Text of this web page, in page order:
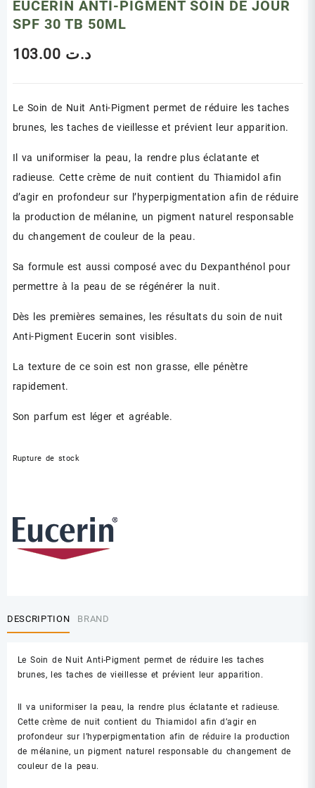
EUCERIN ANTI-PIGMENT SOIN DE JOUR
SPF 30 TB 50ML
د.ت
Le Soin de Nuit Anti-Pigment permet de réduire les taches
brunes, les taches de vieillesse et prévient leur apparition.
Il va uniformiser la peau, la rendre plus éclatante et
radieuse. Cette crème de nuit contient du Thiamidol afin
d’agir en profondeur sur l’hyperpigmentation afin de réduire
la production de mélanine, un pigment naturel responsable
du changement de couleur de la peau.
Sa formule est aussi composé avec du Dexpanthénol pour
permettre à la peau de se régénérer la nuit.
Dès les premières semaines, les résultats du soin de nuit
Anti-Pigment Eucerin sont visibles.
La texture de ce soin est non grasse, elle pénètre
rapidement.
Son parfum est léger et agréable.
Rupture de stock
DESCRIPTION BRAND
Le Soin de Nuit Anti-Pigment permet de réduire les taches
brunes, les taches de vieillesse et prévient leur apparition.
Il va uniformiser la peau, la rendre plus éclatante et radieuse.
Cette crème de nuit contient du Thiamidol afin d’agir en
profondeur sur l’hyperpigmentation afin de réduire la production
de mélanine, un pigment naturel responsable du changement de
couleur de la peau.